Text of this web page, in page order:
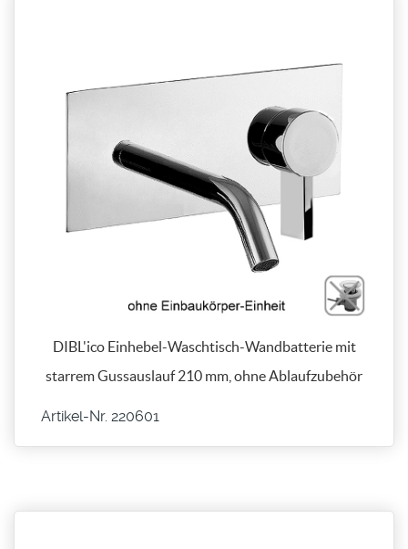
DIBL'ico Einhebel-Waschtisch-Wandbatterie mit
starrem Gussauslauf 210 mm, ohne Ablaufzubehör
Artikel-Nr. 220601